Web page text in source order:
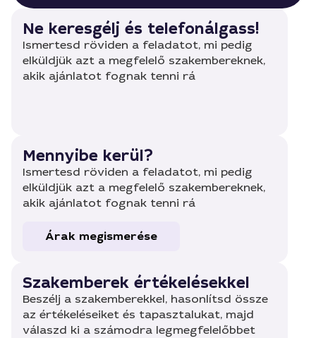
Ne keresgélj és telefonálgass!
Ismertesd röviden a feladatot, mi pedig
elküldjük azt a megfelelő szakembereknek,
akik ajánlatot fognak tenni rá
Mennyibe kerül?
Ismertesd röviden a feladatot, mi pedig
elküldjük azt a megfelelő szakembereknek,
akik ajánlatot fognak tenni rá
Árak megismerése
Szakemberek értékelésekkel
Beszélj a szakemberekkel, hasonlítsd össze
az értékeléseiket és tapasztalukat, majd
válaszd ki a számodra legmegfelelőbbet